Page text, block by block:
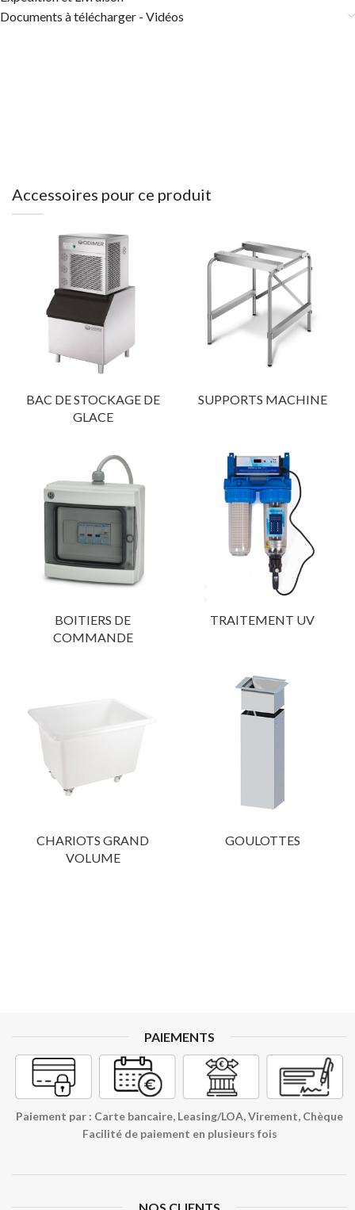
Documents à télécharger - Vidéos
Accessoires pour ce produit
BAC DE STOCKAGE DE
GLACE
SUPPORTS MACHINE
BOITIERS DE
COMMANDE
TRAITEMENT UV
CHARIOTS GRAND
VOLUME
GOULOTTES
PAIEMENTS
Paiement par : Carte bancaire, Leasing/LOA, Virement, Chèque
Facilité de paiement en plusieurs fois
NOS CLIENTS